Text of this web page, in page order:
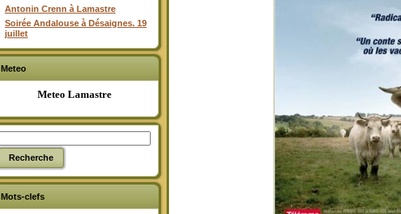
Antonin Crenn à Lamastre
Soirée Andalouse à Désaignes. 19
juillet
Meteo
Meteo Lamastre
Mots-clefs